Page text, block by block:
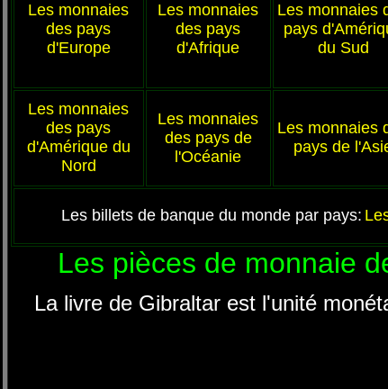
Les monnaies
des pays
d'Europe
Les monnaies
des pays
d'Afrique
Les monnaies
pays
du Sud
Les monnaies
des pays
d'Amérique du
Nord
Les monnaies
des pays de
l'Océanie
Les monnaies
pays de
Les billets de banque du monde par pays:
Les pièces de monnaie
La livre de Gibraltar est l'unité